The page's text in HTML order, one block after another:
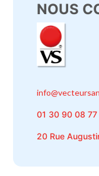
NOUS
01 30 90 08 77
20 Rue